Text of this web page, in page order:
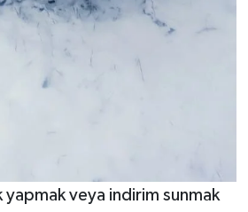
yapmak veya indirim sunmak